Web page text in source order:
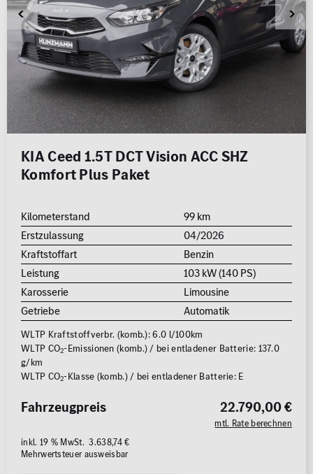
Preis
0 € 500.000 €
MwSt. ausweisbar
KIA Ceed 1.5T DCT Vision ACC SHZ
Komfort Plus Paket
Kilometerstand
99 km
Erstzulassung
04/2026
Kraftstoffart
Benzin
Leistung
103 kW (140 PS)
Karosserie
Limousine
Getriebe
Automatik
WLTP Kraftstoffverbr. (komb.): 6.0 l/100km
WLTP CO2-Emissionen (komb.) / bei entladener Batterie: 137.0
g/km
WLTP CO2-Klasse (komb.) / bei entladener Batterie: E
22.790,00 €
mtl. Rate berechnen
Fahrzeugpreis
inkl. 19 % MwSt. 3.638,74 €
Mehrwertsteuer ausweisbar